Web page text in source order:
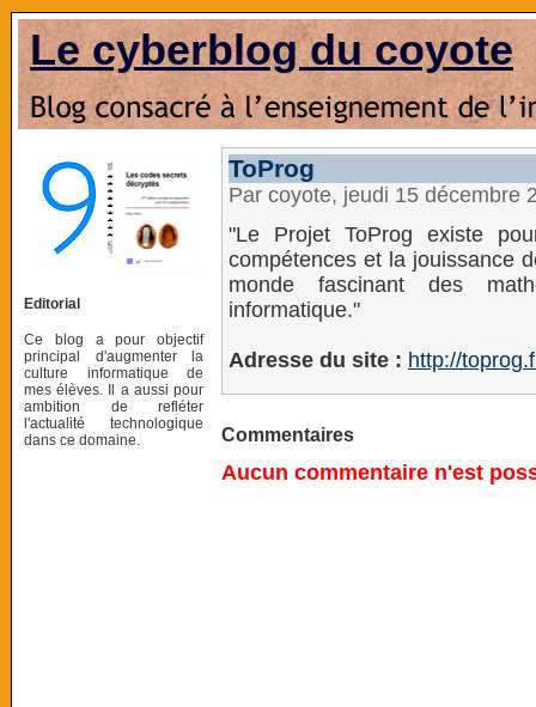
Le cyberblog du coyote
Editorial
Ce blog a pour objectif
principal d'augmenter la
culture informatique de
mes élèves. Il a aussi pour
ambition de refléter
l'actualité technologique
dans ce domaine.
ToProg
Par coyote, jeudi 15 décembre
"Le Projet ToProg existe
compétences et la jouissance
monde fascinant des
informatique."
Adresse du site : http://
Commentaires
Aucun commentaire n'est